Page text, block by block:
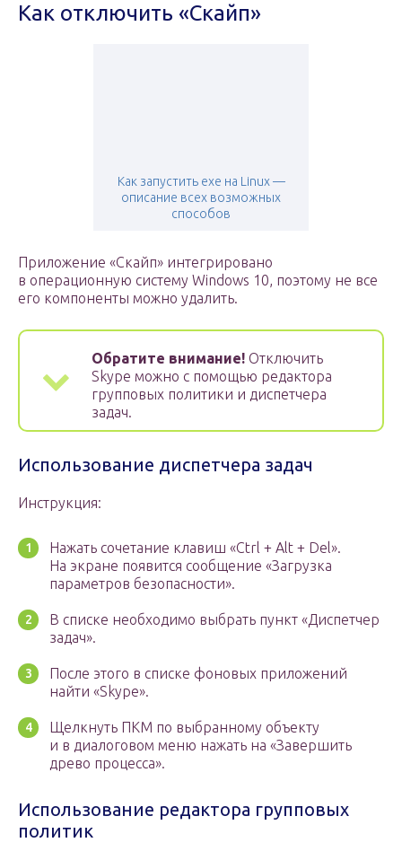
Как отключить «Скайп»
Как запустить exe на Linux —
описание всех возможных
способов
Приложение «Скайп» интегрировано
в операционную систему Windows 10, поэтому не все
его компоненты можно удалить.
Обратите внимание! Отключить
Skype можно с помощью редактора
групповых политики и диспетчера
задач.
Использование диспетчера задач
Инструкция:
Нажать сочетание клавиш «Ctrl + Alt + Del».
На экране появится сообщение «Загрузка
параметров безопасности».
В списке необходимо выбрать пункт «Диспетчер
задач».
После этого в списке фоновых приложений
найти «Skype».
Щелкнуть ПКМ по выбранному объекту
и в диалоговом меню нажать на «Завершить
древо процесса».
Использование редактора групповых
политик